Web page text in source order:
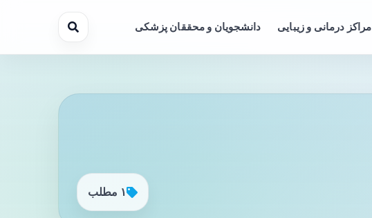
مراکز درمانی و زیبایی دانشجویان و محققان پزشکی
۱ مطلب